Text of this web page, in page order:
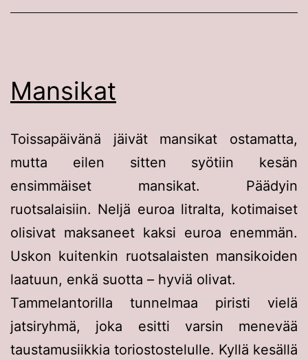
Mansikat
Toissapäivänä jäivät mansikat ostamatta,
mutta eilen sitten syötiin kesän
ensimmäiset mansikat. Päädyin
ruotsalaisiin. Neljä euroa litralta, kotimaiset
olisivat maksaneet kaksi euroa enemmän.
Uskon kuitenkin ruotsalaisten mansikoiden
laatuun, enkä suotta – hyviä olivat.
Tammelantorilla tunnelmaa piristi vielä
jatsiryhmä, joka esitti varsin menevää
taustamusiikkia toriostostelulle. Kyllä kesällä